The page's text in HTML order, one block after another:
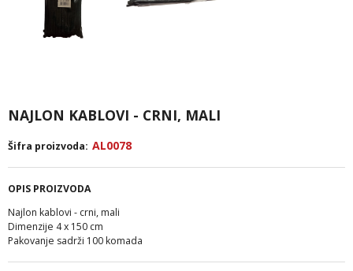
NAJLON KABLOVI - CRNI, MALI
Šifra proizvoda: AL0078
OPIS PROIZVODA
Najlon kablovi - crni, mali
Dimenzije 4 x 150 cm
Pakovanje sadrži 100 komada